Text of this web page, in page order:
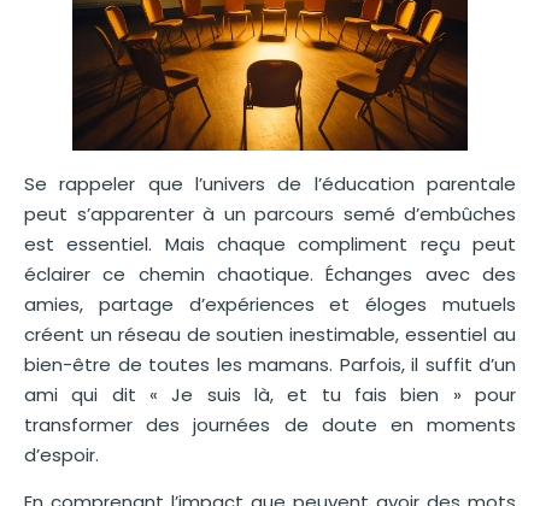
Se rappeler que l’univers de l’éducation parentale
peut s’apparenter à un parcours semé d’embûches
est essentiel. Mais chaque compliment reçu peut
éclairer ce chemin chaotique. Échanges avec des
amies, partage d’expériences et éloges mutuels
créent un réseau de soutien inestimable, essentiel au
bien-être de toutes les mamans. Parfois, il suffit d’un
ami qui dit « Je suis là, et tu fais bien » pour
transformer des journées de doute en moments
d’espoir.